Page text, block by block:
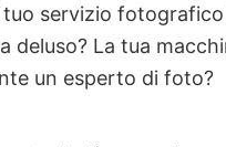
servizio fotografico
deluso? La tua
un esperto di foto?